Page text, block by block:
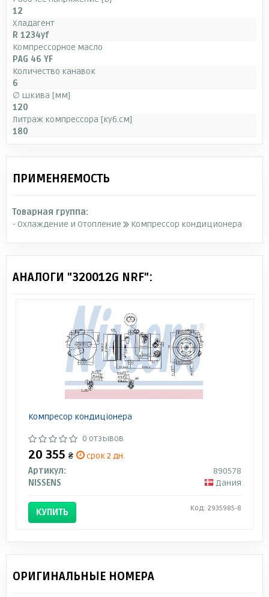
12
Хладагент
R 1234yf
Компрессорное масло
PAG 46 YF
Количество канавок
6
∅ шкива [мм]
120
Литраж компрессора [куб.см]
180
ПРИМЕНЯЕМОСТЬ
Товарная группа:
- Охлаждение и Отопление
Компрессор кондиционера
АНАЛОГИ "320012G NRF":
Компресор кондицiонера
0 отзывов
20 355 ₴
срок 2 дн.
Артикул:
890578
NISSENS
Дания
КУПИТЬ Код: 2935985-8
ОРИГИНАЛЬНЫЕ НОМЕРА